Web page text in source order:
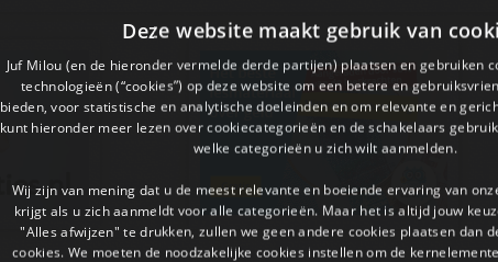
Deze website maakt gebruik van
Juf Milou (en de hieronder vermelde derde partijen) plaatsen en gebruiken
technologieën (“cookies”) op deze website om een ​​betere en
bieden, voor statistische en analytische doeleinden en om relevante en
kunt hieronder meer lezen over cookiecategorieën en de schakelaars
welke categorieën u zich wilt aanmelden.
Wij zijn van mening dat u de meest relevante en boeiende ervaring van
krijgt als u zich aanmeldt voor alle categorieën. Maar het is altijd jouw
"Alles afwijzen" te drukken, zullen we geen andere cookies plaatsen dan
cookies. We moeten de noodzakelijke cookies instellen om de